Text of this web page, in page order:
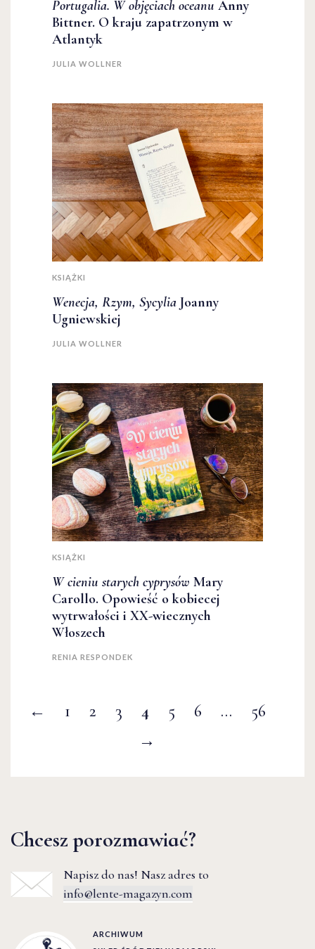
Portugalia. W objęciach oceanu Anny
Bittner. O kraju zapatrzonym w
Atlantyk
JULIA WOLLNER
KSIĄŻKI
Wenecja, Rzym, Sycylia Joanny
Ugniewskiej
JULIA WOLLNER
KSIĄŻKI
W cieniu starych cyprysów Mary
Carollo. Opowieść o kobiecej
wytrwałości i XX-wiecznych
Włoszech
RENIA RESPONDEK
← 1 2 3 4 5 6 …
56
→
Chcesz porozmawiać?
Napisz do nas! Nasz adres to
info@lente-magazyn.com
ARCHIWUM